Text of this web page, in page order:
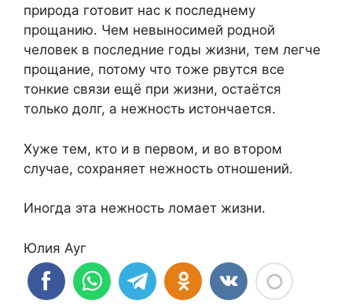
природа готовит нас к последнему
прощанию. Чем невыносимей родной
человек в последние годы жизни, тем легче
прощание, потому что тоже рвутся все
тонкие связи ещё при жизни, остаётся
только долг, а нежность истончается.
Хуже тем, кто и в первом, и во втором
случае, сохраняет нежность отношений.
Иногда эта нежность ломает жизни.
Юлия Ауг